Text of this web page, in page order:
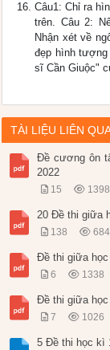
Câu1: Chỉ ra
trên. Câu 2:
Nhận xét về
đẹp hình
sĩ Cần Giuộc"
TÀI LIỆU LIÊN
Đề cương ôn
2022
15 1398
20 Đề thi giữa
138 684
Đề thi giữa
6 1338
Đề thi giữa
7 1026
5 Đề thi học kì